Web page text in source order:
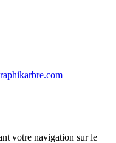
votre navigation sur le